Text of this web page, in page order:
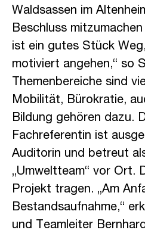
Waldsassen im
Beschluss
ist ein gutes Stück
motiviert angehen,“ so
Themenbereiche sind
Mobilität, Bürokratie,
Bildung gehören dazu.
Fachreferentin ist
Auditorin und betreut
„Umweltteam“ vor Ort.
Projekt tragen. „Am
Bestandsaufnahme,“
und Teamleiter